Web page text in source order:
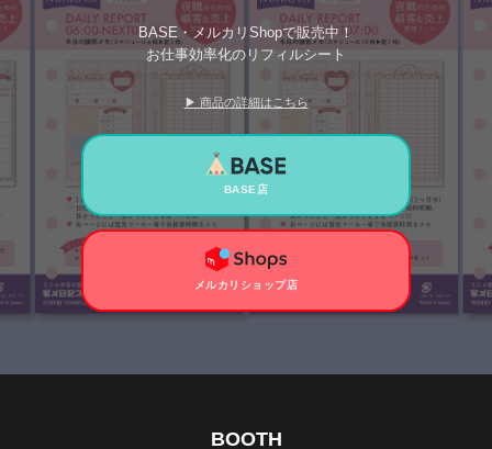
BASE・メルカリShopで販売中！
お仕事効率化のリフィルシート
▶ 商品の詳細はこちら
BASE店
メルカリショップ店
BOOTH